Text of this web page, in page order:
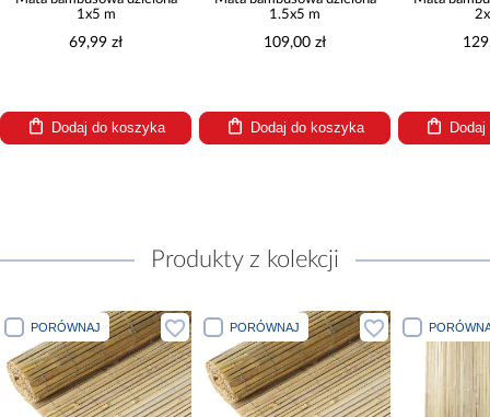
1x5 m
69,99 zł
Dodaj do koszyka
1.5x5 m
109,00 zł
Dodaj do koszyka
2x5 m
129,00
Dodaj do
Produkty z kolekcji
PORÓWNAJ PORÓWNAJ PORÓWNAJ